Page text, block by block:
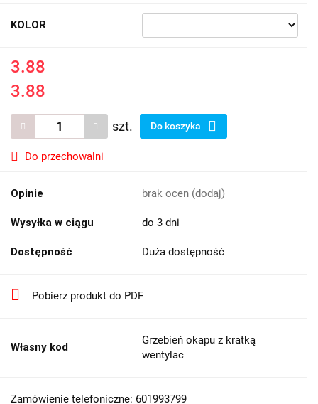
KOLOR
3.88
3.88
szt. Do koszyka
Do przechowalni
Opinie brak ocen (dodaj)
Wysyłka w ciągu do 3 dni
Dostępność Duża dostępność
Pobierz produkt do PDF
Własny kod
Grzebień okapu z kratką
wentylac
Zamówienie telefoniczne: 601993799